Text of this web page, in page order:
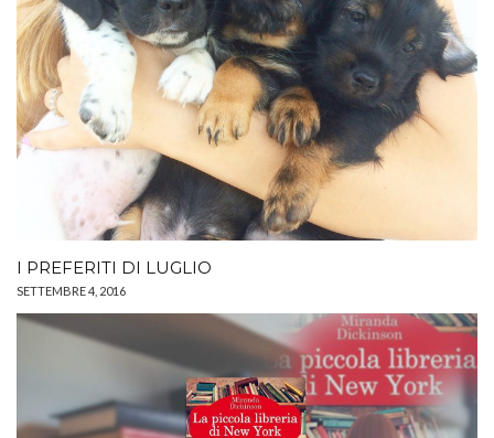
I PREFERITI DI LUGLIO
SETTEMBRE 4, 2016